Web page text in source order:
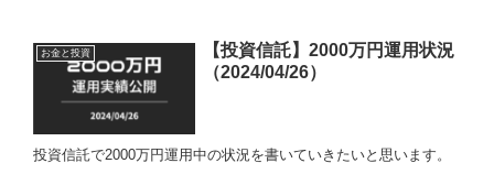
お金と投資
【投資信託】2000万円運用状況
（2024/04/26）
投資信託で2000万円運用中の状況を書いていきたいと思います。